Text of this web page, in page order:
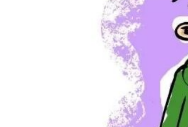
Chapa 1 – “Unidade,
Resistência e Luta
eleição do Sindisan
25 de julho de 2026